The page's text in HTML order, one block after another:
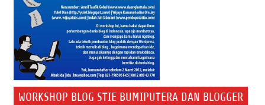
WORKSHOP BLOG STIE BUMIPUTERA DAN BLOGGER